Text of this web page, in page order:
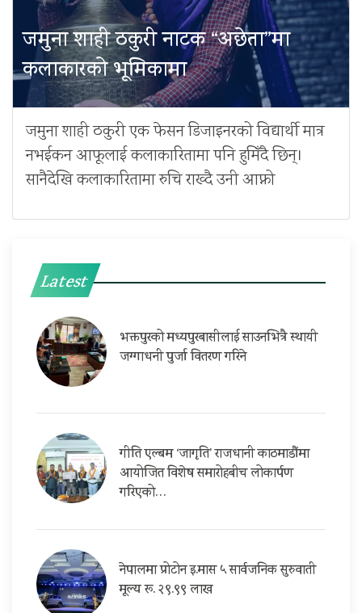
जमुना शाही ठकुरी नाटक “अछेता”मा
कलाकारको भूमिकामा
जमुना शाही ठकुरी एक फेसन डिजाइनरको विद्यार्थी मात्र
नभईकन आफूलाई कलाकारितामा पनि हुमिँदै छिन्।
सानैदेखि कलाकारितामा रुचि राख्दै उनी आफ्नो
Latest
भक्तपुरको मध्यपुरबासीलाई साउनभित्रै स्थायी
जग्गाधनी पुर्जा वितरण गरिने
गीति एल्बम ‘जागृति’ राजधानी काठमाडौंमा
आयोजित विशेष समारोहबीच लोकार्पण
गरिएको…
नेपालमा प्रोटोन इ.मास ५ सार्वजनिक सुरुवाती
मूल्य रू. २९.९९ लाख